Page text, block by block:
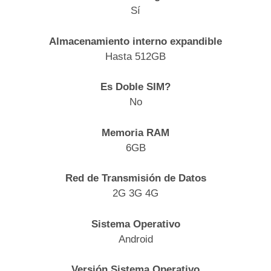
Sí
Almacenamiento interno expandible
Hasta 512GB
Es Doble SIM?
No
Memoria RAM
6GB
Red de Transmisión de Datos
2G 3G 4G
Sistema Operativo
Android